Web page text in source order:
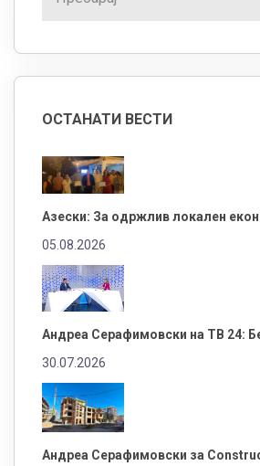
ОСТАНАТИ ВЕСТИ
Азески: За одржлив локален
05.08.2026
Андреа Серафимовски на ТВ 24:
30.07.2026
Андреа Серафимовски за